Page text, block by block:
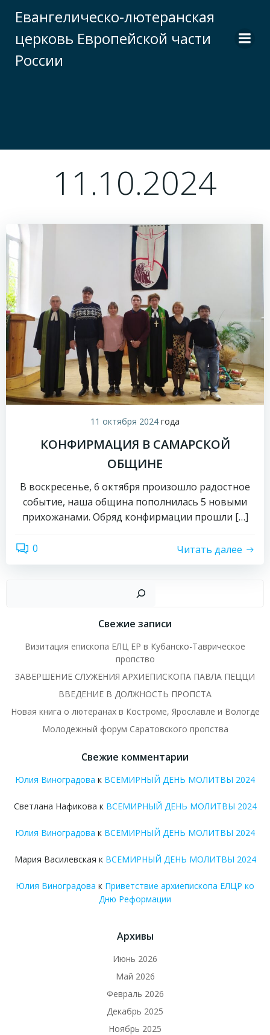
к
содержимому
Евангелическо-лютеранская
церковь Европейской части
России
11.10.2024
11 октября 2024 года
КОНФИРМАЦИЯ В САМАРСКОЙ
ОБЩИНЕ
В воскресенье, 6 октября произошло радостное
событие, наша община пополнилась 5 новыми
прихожанами. Обряд конфирмации прошли […]
0 Читать далее
Свежие записи
Визитация епископа ЕЛЦ ЕР в Кубанско-Таврическое
пропство
ЗАВЕРШЕНИЕ СЛУЖЕНИЯ АРХИЕПИСКОПА ПАВЛА ПЕЦЦИ
ВВЕДЕНИЕ В ДОЛЖНОСТЬ ПРОПСТА
Новая книга о лютеранах в Костроме, Ярославле и Вологде
Молодежный форум Саратовского пропства
Свежие комментарии
Юлия Виноградова к ВСЕМИРНЫЙ ДЕНЬ МОЛИТВЫ 2024
Светлана Нафикова к ВСЕМИРНЫЙ ДЕНЬ МОЛИТВЫ 2024
Юлия Виноградова к ВСЕМИРНЫЙ ДЕНЬ МОЛИТВЫ 2024
Мария Василевская к ВСЕМИРНЫЙ ДЕНЬ МОЛИТВЫ 2024
Юлия Виноградова к Приветствие архиепископа ЕЛЦР ко
Дню Реформации
Архивы
Июнь 2026
Май 2026
Февраль 2026
Декабрь 2025
Ноябрь 2025